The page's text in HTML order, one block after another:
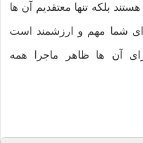
بلکه تنها معتقدیم آن ها
شما مهم و ارزشمند است
آن ها ظاهر ماجرا همه